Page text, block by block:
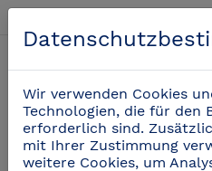
Wir verwenden Cookies
Technologien, die für den
erforderlich sind.
mit Ihrer Zustimmung
weitere Cookies, um